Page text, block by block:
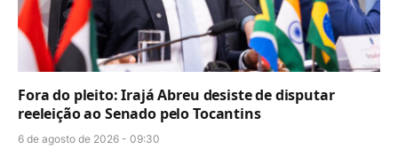
Fora do pleito: Irajá Abreu desiste de disputar
reeleição ao Senado pelo Tocantins
6 de agosto de 2026 - 09:30